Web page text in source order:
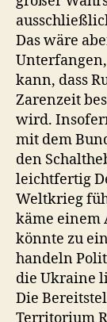
Das wäre
kann, dass
Zarenzeit
wird.
mit dem
den
leichtfertig
Weltkrieg
käme einem
könnte zu
handeln
die Ukraine
Die
Territorium